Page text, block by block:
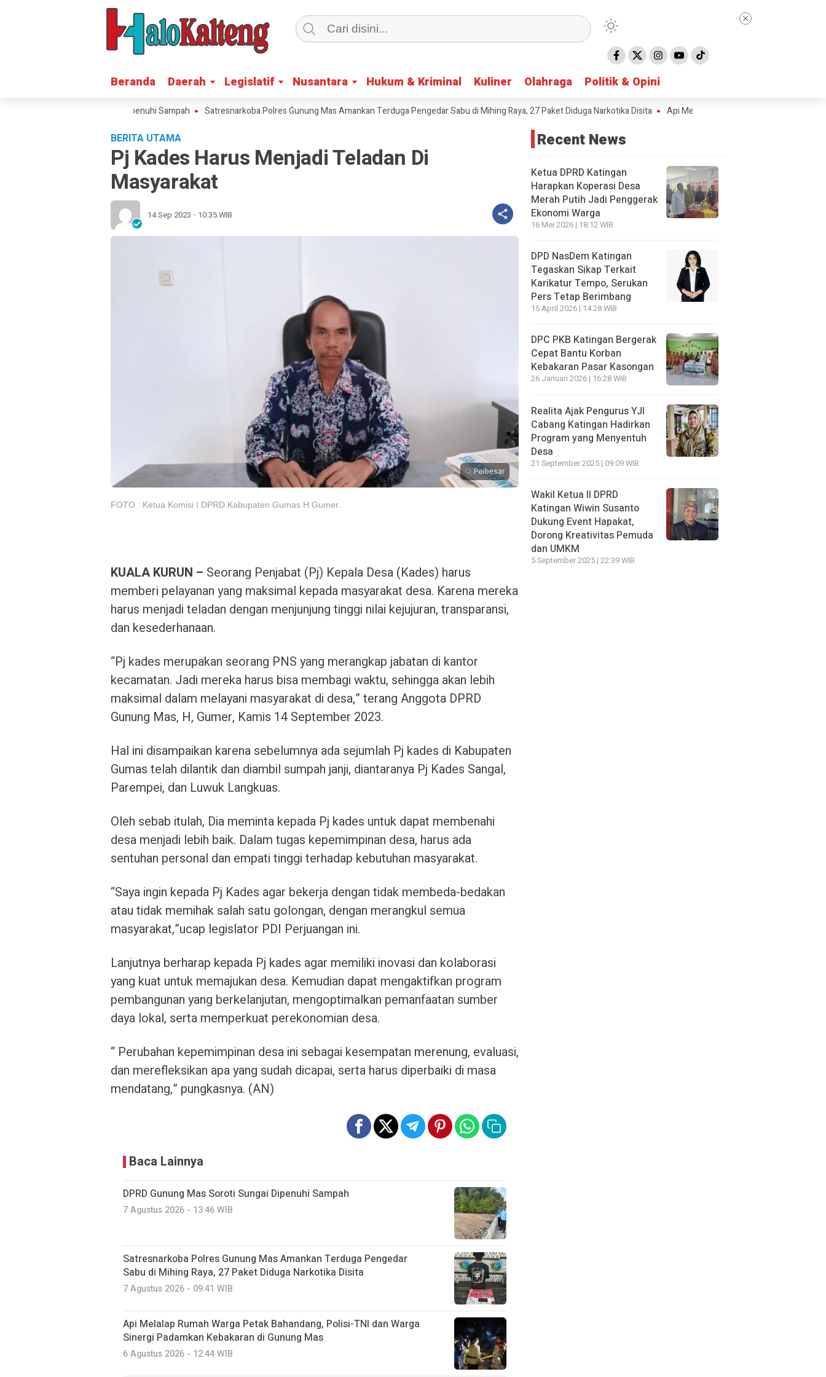
Beranda Daerah Legislatif Nusantara Hukum & Kriminal Kuliner Olahraga Politik & Opini
Beranda Daerah Legislatif Nusantara Hukum & Kriminal Kuliner Olahraga Politik & Opini
Mas Soroti Sungai Dipenuhi Sampah Satresnarkoba Polres Gunung Mas Amankan Terduga Pengedar Sabu di Mihing Raya, 27 Paket Diduga Narkotika Disita Api Melalap Rumah Warga Petak Bahandang,
BERITA UTAMA
Pj Kades Harus Menjadi Teladan Di
Masyarakat
14 Sep 2023 - 10:35 WIB
Perbesar
FOTO : Ketua Komisi I DPRD Kabupaten Gumas H Gumer.
KUALA KURUN – Seorang Penjabat (Pj) Kepala Desa (Kades) harus
memberi pelayanan yang maksimal kepada masyarakat desa. Karena mereka
harus menjadi teladan dengan menjunjung tinggi nilai kejujuran, transparansi,
dan kesederhanaan.
“Pj kades merupakan seorang PNS yang merangkap jabatan di kantor
kecamatan. Jadi mereka harus bisa membagi waktu, sehingga akan lebih
maksimal dalam melayani masyarakat di desa,” terang Anggota DPRD
Gunung Mas, H, Gumer, Kamis 14 September 2023.
Hal ini disampaikan karena sebelumnya ada sejumlah Pj kades di Kabupaten
Gumas telah dilantik dan diambil sumpah janji, diantaranya Pj Kades Sangal,
Parempei, dan Luwuk Langkuas.
Oleh sebab itulah, Dia meminta kepada Pj kades untuk dapat membenahi
desa menjadi lebih baik. Dalam tugas kepemimpinan desa, harus ada
sentuhan personal dan empati tinggi terhadap kebutuhan masyarakat.
“Saya ingin kepada Pj Kades agar bekerja dengan tidak membeda-bedakan
atau tidak memihak salah satu golongan, dengan merangkul semua
masyarakat,”ucap legislator PDI Perjuangan ini.
Lanjutnya berharap kepada Pj kades agar memiliki inovasi dan kolaborasi
yang kuat untuk memajukan desa. Kemudian dapat mengaktifkan program
pembangunan yang berkelanjutan, mengoptimalkan pemanfaatan sumber
daya lokal, serta memperkuat perekonomian desa.
“ Perubahan kepemimpinan desa ini sebagai kesempatan merenung, evaluasi,
dan merefleksikan apa yang sudah dicapai, serta harus diperbaiki di masa
mendatang,” pungkasnya. (AN)
Baca Lainnya
DPRD Gunung Mas Soroti Sungai Dipenuhi Sampah
7 Agustus 2026 - 13:46 WIB
Satresnarkoba Polres Gunung Mas Amankan Terduga Pengedar
Sabu di Mihing Raya, 27 Paket Diduga Narkotika Disita
7 Agustus 2026 - 09:41 WIB
Api Melalap Rumah Warga Petak Bahandang, Polisi-TNI dan Warga
Sinergi Padamkan Kebakaran di Gunung Mas
6 Agustus 2026 - 12:44 WIB
Recent News
Ketua DPRD Katingan
Harapkan Koperasi Desa
Merah Putih Jadi Penggerak
Ekonomi Warga
16 Mei 2026 | 18:12 WIB
DPD NasDem Katingan
Tegaskan Sikap Terkait
Karikatur Tempo, Serukan
Pers Tetap Berimbang
15 April 2026 | 14:28 WIB
DPC PKB Katingan Bergerak
Cepat Bantu Korban
Kebakaran Pasar Kasongan
26 Januari 2026 | 16:28 WIB
Realita Ajak Pengurus YJI
Cabang Katingan Hadirkan
Program yang Menyentuh
Desa
21 September 2025 | 09:09 WIB
Wakil Ketua II DPRD
Katingan Wiwin Susanto
Dukung Event Hapakat,
Dorong Kreativitas Pemuda
dan UMKM
5 September 2025 | 22:39 WIB